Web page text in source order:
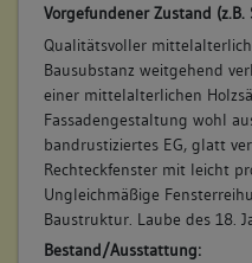
Vorgefundener Zustand (z.B.
Qualitätsvoller
Bausubstanz weitgehend
einer mittelalterlichen
Fassadengestaltung wohl
bandrustiziertes EG, glatt
Rechteckfenster mit leicht
Ungleichmäßige
Baustruktur. Laube des 18.
Bestand/Ausstattung: